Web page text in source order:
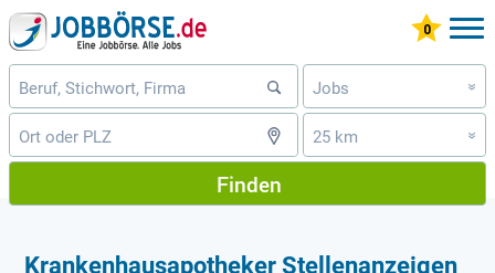
Jobs »
25 km »
Finden
Krankenhausapotheker Stellenanzeigen